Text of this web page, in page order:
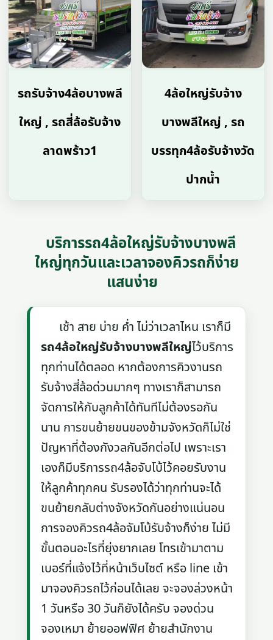
รถรับจ้าง4ล้อบางพลี
ใหญ่ , รถสี่ล้อรับจ้าง
ลาดพร้าว1
4ล้อใหญ่รับจ้าง
บางพลีใหญ่ , รถ
บรรทุก4ล้อรับจ้างวัด
ปากน้ำ
บริการรถ4ล้อใหญ่รับจ้างบางพลี
ใหญ่ทุกวันและเวลาจองคิวรถก็ง่าย
แสนง่าย
เช้า สาย บ่าย ค่ำ ไม่ว่าเวลาไหน เราก็มี
รถ4ล้อใหญ่รับจ้างบางพลีใหญ่ไว้บริการ
ทุกท่านได้ตลอด หากต้องการคิวงานรถ
รับจ้างสี่ล้อด่วนมากๆ ทางเราก็สามารถ
จัดการให้กับลูกค้าได้ทันทีไม่ต้องรอกัน
นาน การขนย้ายขนของข้ามจังหวัดก็ไม่ใช่
ปัญหาที่ต้องกังวลกันอีกต่อไป เพราะเรา
เองก็มีบริการรถ4ล้อจับโบ้ไว้คอยรับงาน
ให้ลูกค้าทุกคน รับรองได้ว่าทุกท่านจะได้
ขนย้ายกลับต่างจังหวัดกันอย่างแน่นอน
การจองคิวรถ4ล้อจัมโบ้รับจ้างก็ง่าย ไม่มี
ขั้นตอนอะไรที่ยุ่งยากเลย โทรเข้ามาตาม
เบอร์ที่แจ้งไว้ที่หน้าเว็บไซต์ หรือ line เข้า
มาจองคิวรถไว้ก่อนได้เลย จะจองล่วงหน้า
1 วันหรือ 30 วันก็ยังได้ครับ จองด่วน
จองเหมา ย้ายออฟฟิศ ย้ายสำนักงาน